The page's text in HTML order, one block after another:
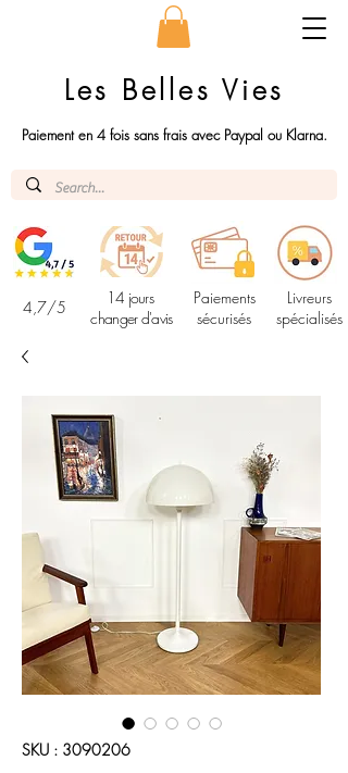
Les Belles Vies
Paiement en 4 fois sans frais avec Paypal ou Klarna.
4,7/5
14 jours
changer d'avis
Paiements
sécurisés
Livreurs
spécialisés
SKU : 3090206